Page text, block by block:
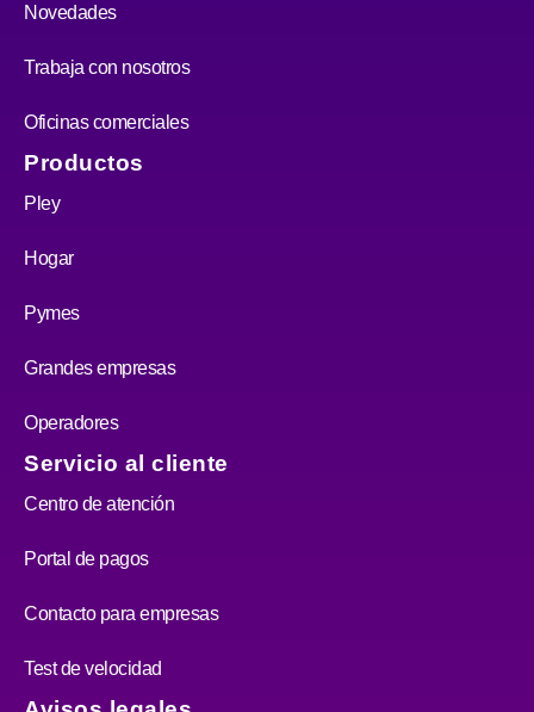
Novedades
Trabaja con nosotros
Oficinas comerciales
Productos
Pley
Hogar
Pymes
Grandes empresas
Operadores
Servicio al cliente
Centro de atención
Portal de pagos
Contacto para empresas
Test de velocidad